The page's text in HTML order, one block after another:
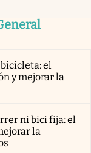
el
y mejorar la
ni bici fija: el
la